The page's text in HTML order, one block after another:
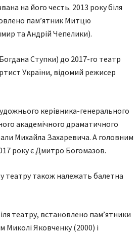
на його честь. 2013 року біля
пам’ятник Митцю
та Андрій Чепелики).
Богдана Ступки) до 2017-го театр
України, відомий режисер
керівника-генерального
академічного драматичного
Михайла Захаревича. А головним
року є Дмитро Богомазов.
театру також належать балетна
театру, встановлено пам’ятники
Миколі Яковченку (2000) і